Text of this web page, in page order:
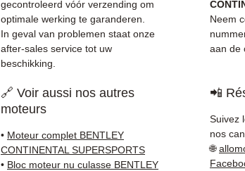
✅ 3
✅
✅
📞
gecontroleerd vóór verzending om
optimale werking te garanderen.
In geval van problemen staat onze
after-sales service tot uw
beschikking.
Neem
aan de
🔗 Voir aussi nos autres
moteurs
• Moteur complet BENTLEY
CONTINENTAL SUPERSPORTS
• Bloc moteur nu culasse BENTLEY
📲
Suivez
nos
🌐